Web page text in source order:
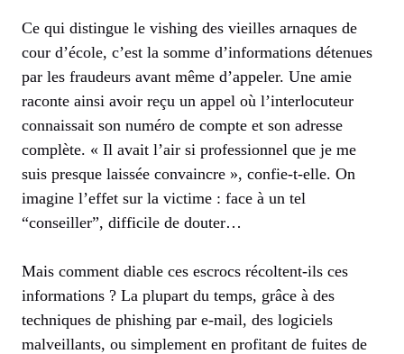
Ce qui distingue le vishing des vieilles arnaques de
cour d’école, c’est la somme d’informations détenues
par les fraudeurs avant même d’appeler. Une amie
raconte ainsi avoir reçu un appel où l’interlocuteur
connaissait son numéro de compte et son adresse
complète. « Il avait l’air si professionnel que je me
suis presque laissée convaincre », confie-t-elle. On
imagine l’effet sur la victime : face à un tel
“conseiller”, difficile de douter…
Mais comment diable ces escrocs récoltent-ils ces
informations ? La plupart du temps, grâce à des
techniques de phishing par e-mail, des logiciels
malveillants, ou simplement en profitant de fuites de